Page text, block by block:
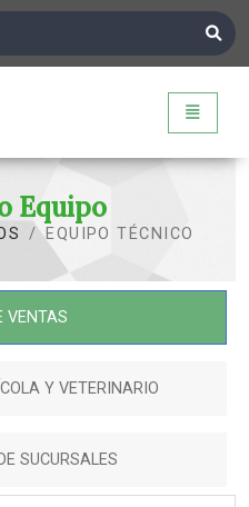
Toggle
Equipo
EQUIPO TÉCNICO
VENTAS
Y VETERINARIO
SUCURSALES